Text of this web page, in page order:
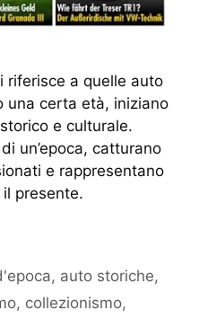
riferisce a quelle auto
una certa età, iniziano
e culturale.
un’epoca, catturano
e rappresentano
presente.
, auto storiche,
, collezionismo,